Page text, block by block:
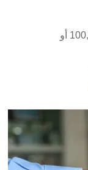
سعة الطيور 3,000~10,000، 30,000~100,000 أو